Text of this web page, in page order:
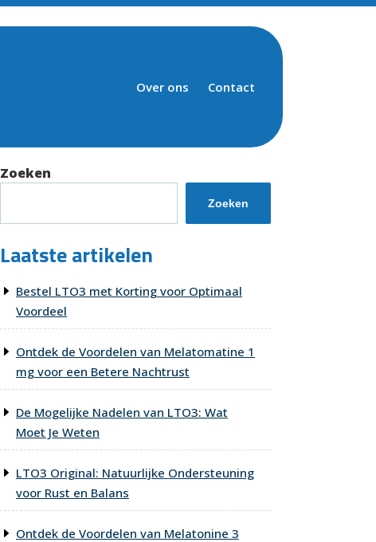
Over ons Contact
Zoeken
Zoeken
Laatste artikelen
Bestel LTO3 met Korting voor Optimaal
Voordeel
Ontdek de Voordelen van Melatomatine 1
mg voor een Betere Nachtrust
De Mogelijke Nadelen van LTO3: Wat
Moet Je Weten
LTO3 Original: Natuurlijke Ondersteuning
voor Rust en Balans
Ontdek de Voordelen van Melatonine 3